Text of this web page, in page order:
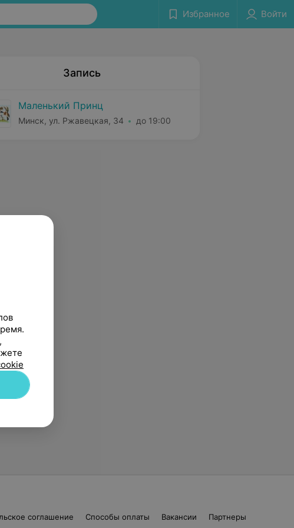
Избранное Войти
Запись
Маленький Принц
Минск, ул. Ржавецкая, 34 до 19:00
соглашение Способы оплаты Вакансии Партнеры